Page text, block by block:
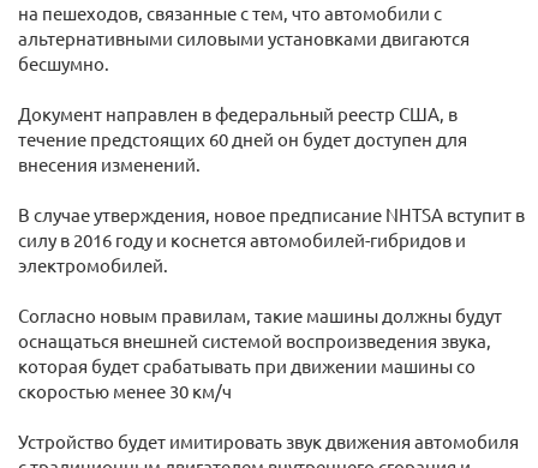
на пешеходов, связанные с тем, что автомобили с
альтернативными силовыми установками двигаются
бесшумно.
Документ направлен в федеральный реестр США, в
течение предстоящих 60 дней он будет доступен для
внесения изменений.
В случае утверждения, новое предписание NHTSA вступит в
силу в 2016 году и коснется автомобилей-гибридов и
электромобилей.
Согласно новым правилам, такие машины должны будут
оснащаться внешней системой воспроизведения звука,
которая будет срабатывать при движении машины со
скоростью менее 30 км/ч
Устройство будет имитировать звук движения автомобиля